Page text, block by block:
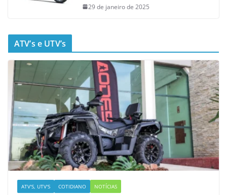
29 de janeiro de 2025
ATV’s e UTV’s
ATV'S, UTV'S COTIDIANO NOTÍCIAS